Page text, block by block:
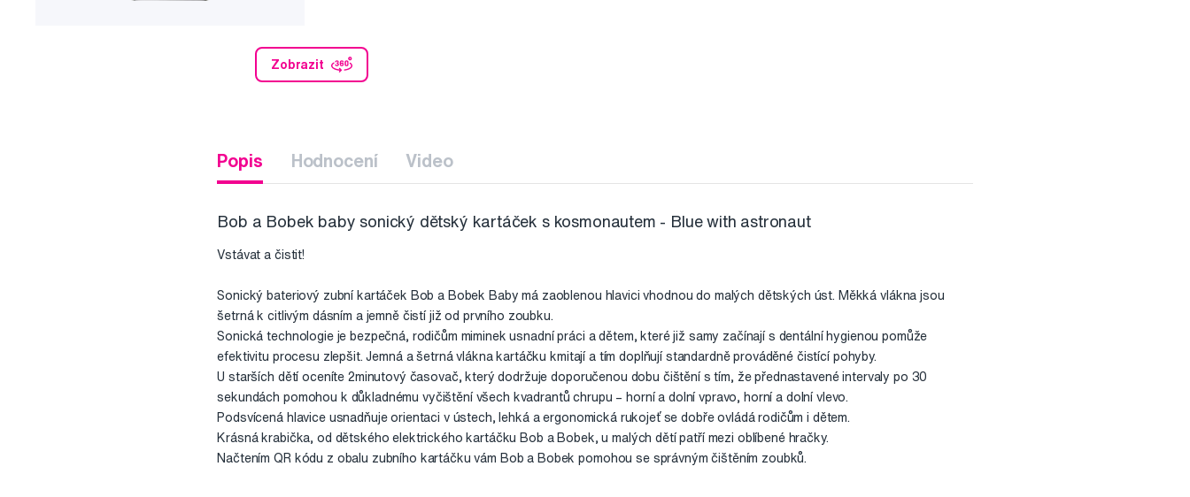
Zobrazit
Popis Hodnocení Video
Bob a Bobek baby sonický dětský kartáček s kosmonautem - Blue with astronaut
Vstávat a čistit!
Sonický bateriový zubní kartáček Bob a Bobek Baby má zaoblenou hlavici vhodnou do malých dětských úst. Měkká vlákna jsou
šetrná k citlivým dásním a jemně čistí již od prvního zoubku.
Sonická technologie je bezpečná, rodičům miminek usnadní práci a dětem, které již samy začínají s dentální hygienou pomůže
efektivitu procesu zlepšit. Jemná a šetrná vlákna kartáčku kmitají a tím doplňují standardně prováděné čistící pohyby.
U starších dětí oceníte 2minutový časovač, který dodržuje doporučenou dobu čištění s tím, že přednastavené intervaly po 30
sekundách pomohou k důkladnému vyčištění všech kvadrantů chrupu – horní a dolní vpravo, horní a dolní vlevo.
Podsvícená hlavice usnadňuje orientaci v ústech, lehká a ergonomická rukojeť se dobře ovládá rodičům i dětem.
Krásná krabička, od dětského elektrického kartáčku Bob a Bobek, u malých dětí patří mezi oblíbené hračky.
Načtením QR kódu z obalu zubního kartáčku vám Bob a Bobek pomohou se správným čištěním zoubků.